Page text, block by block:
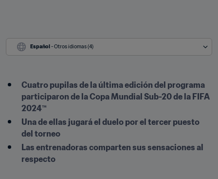
Español - Otros idiomas (4)
Cuatro pupilas de la última edición del programa
participaron de la Copa Mundial Sub-20 de la FIFA
2024™
Una de ellas jugará el duelo por el tercer puesto
del torneo
Las entrenadoras comparten sus sensaciones al
respecto